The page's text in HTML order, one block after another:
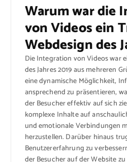
Warum war die
von Videos ein
Webdesign des
Die Integration von Videos war
des Jahres 2019 aus mehreren
eine dynamische Möglichkeit,
ansprechend zu präsentieren,
der Besucher effektiv auf sich
komplexe Inhalte auf
und emotionale Verbindungen
herzustellen. Darüber hinaus
Benutzererfahrung zu